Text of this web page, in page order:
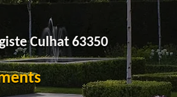
Culhat 63350